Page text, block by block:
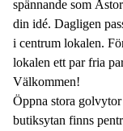
spännande som
din idé. Dagligen
i centrum lokalen.
lokalen ett par fria
Välkommen!
Öppna stora
butiksytan finns